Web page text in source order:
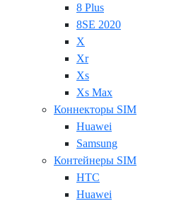
8 Plus
8SE 2020
X
Xr
Xs
Xs Max
Коннекторы SIM
Huawei
Samsung
Контейнеры SIM
HTC
Huawei